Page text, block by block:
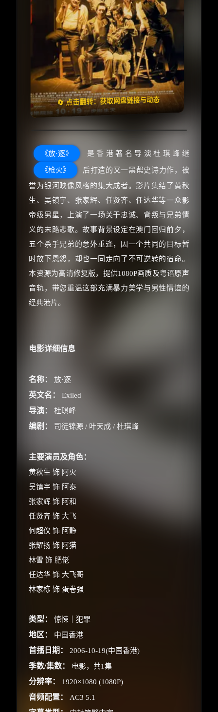
🔄 点击翻转：获取网盘链接与动态
失效请反馈
🧧️
天天领红包
《放·逐》 是香港著名导演杜琪峰继
《枪火》
后打造的又一黑帮史诗力作，被
誉为银河映像风格的集大成者。影片集结了黄秋
生、吴镇宇、张家辉、任贤齐、任达华等一众影
帝级男星，上演了一场关于忠诚、背叛与兄弟情
义的末路悲歌。故事背景设定在澳门回归前夕，
五个杀手兄弟的意外重逢，因一个共同的目标暂
时放下恩怨，却也一同走向了不可逆转的宿命。
本资源为高清修复版，提供1080P画质及粤语原声
音轨，带您重温这部充满暴力美学与男性情谊的
经典港片。
电影详细信息
名称： 放·逐
英文名： Exiled
导演： 杜琪峰
编剧： 司徒锦源 / 叶天成 / 杜琪峰
主要演员及角色：
黄秋生 饰 阿火
吴镇宇 饰 阿泰
张家辉 饰 阿和
任贤齐 饰 大飞
何超仪 饰 阿静
张耀扬 饰 阿猫
林雪 饰 肥佬
任达华 饰 大飞哥
林家栋 饰 蛋卷强
类型： 惊悚｜犯罪
地区： 中国香港
首播日期： 2006-10-19(中国香港)
季数/集数： 电影，共1集
分辨率： 1920×1080 (1080P)
音频配置： AC3 5.1